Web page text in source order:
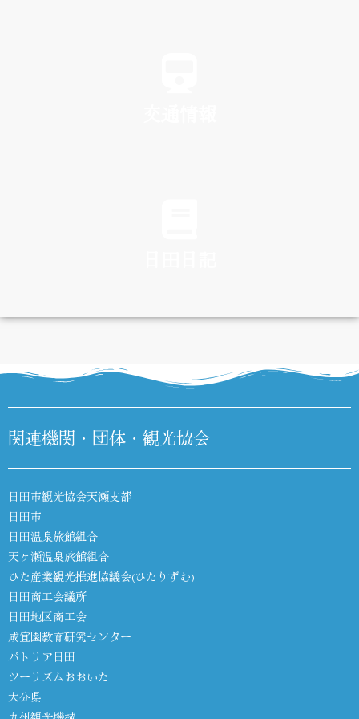
DIARY
関連機関・団体・観光協会
日田市観光協会天瀬支部
日田市
日田温泉旅館組合
天ヶ瀬温泉旅館組合
ひた産業観光推進協議会(ひたりずむ)
日田商工会議所
日田地区商工会
咸宜園教育研究センター
パトリア日田
ツーリズムおおいた
大分県